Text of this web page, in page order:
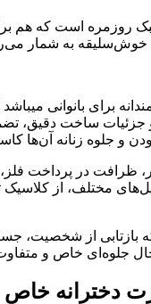
است که هم
خوش‌سلیقه به شمار
برای بانوانی
و جزئیات ساخت
و جلوه زنانه آن‌ها
ظرافت در پرداخت
مختلف، از کلاسیک
بازتابی از شخصیت،
حال جلوه‌ای خاص و
دخترانه خاص